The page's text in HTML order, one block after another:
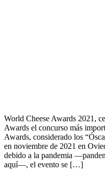
World Cheese Awards 2021,
Awards el concurso más
Awards, considerado los
en noviembre de 2021 en
debido a la pandemia
aquí—, el evento se […]